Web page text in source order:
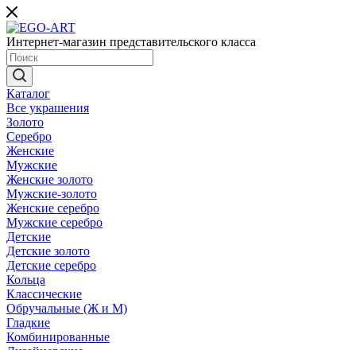
Интернет-магазин представительского класса
Каталог
Все украшения
Золото
Серебро
Женские
Мужские
Женские золото
Мужские-золото
Женские серебро
Мужские серебро
Детские
Детские золото
Детские серебро
Кольца
Классические
Обручальные (Ж и М)
Гладкие
Комбинированные